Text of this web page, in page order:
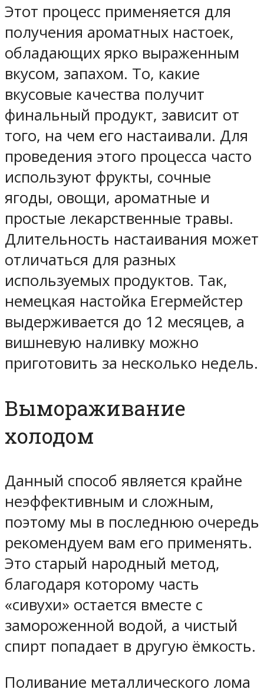
Этот процесс применяется для
получения ароматных настоек,
обладающих ярко выраженным
вкусом, запахом. То, какие
вкусовые качества получит
финальный продукт, зависит от
того, на чем его настаивали. Для
проведения этого процесса часто
используют фрукты, сочные
ягоды, овощи, ароматные и
простые лекарственные травы.
Длительность настаивания может
отличаться для разных
используемых продуктов. Так,
немецкая настойка Егермейстер
выдерживается до 12 месяцев, а
вишневую наливку можно
приготовить за несколько недель.
Вымораживание
холодом
Данный способ является крайне
неэффективным и сложным,
поэтому мы в последнюю очередь
рекомендуем вам его применять.
Это старый народный метод,
благодаря которому часть
«сивухи» остается вместе с
замороженной водой, а чистый
спирт попадает в другую ёмкость.
Поливание металлического лома